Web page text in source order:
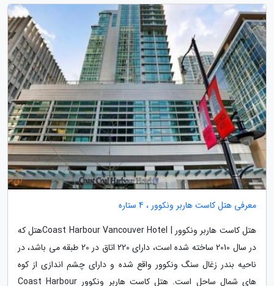
معرفی هتل کاست هاربر ونکوور ، 4 ستاره
هتل کاست هاربر ونکوور | Coast Harbour Vancouver Hotelهتل که
در سال 2010 ساخته شده است، دارای 220 اتاق در 20 طبقه می باشد، در
ناحیه بندر زغال سنگ ونکوور واقع شده و دارای چشم اندازی از کوه
های شمال ساحل است. هتل کاست هاربر ونکوور Coast Harbour